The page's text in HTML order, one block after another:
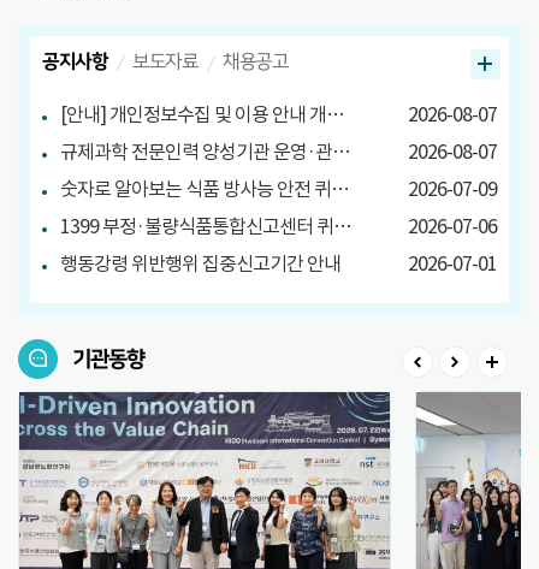
공지사항
[안내] 개인정보수집 및 이용 안내 개정 안내
2026-08-07
규제과학 전문인력 양성기관 운영·관리방안 마련 연구 관련 설문조사
2026-08-07
숫자로 알아보는 식품 방사능 안전 퀴즈 당첨자 발표
2026-07-09
1399 부정·불량식품통합신고센터 퀴즈 이벤트 당첨자 발표
2026-07-06
행동강령 위반행위 집중신고기간 안내
2026-07-01
보도자료 채용공고
기관동향